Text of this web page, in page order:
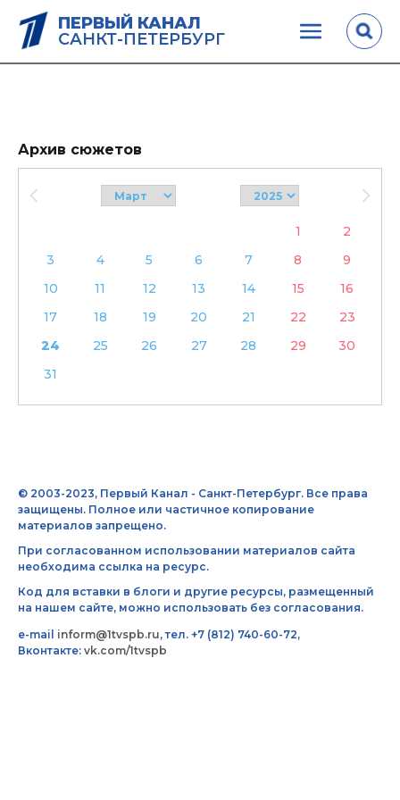
ПЕРВЫЙ КАНАЛ
САНКТ-ПЕТЕРБУРГ
Архив сюжетов
1
2
3
4 5 6 7 8
9
10
11 12 13 14 15
16
17
18 19 20 21 22
23
24
25 26 27 28 29
30
31
© 2003-2023, Первый Канал - Санкт-Петербург. Все права
защищены. Полное или частичное копирование
материалов запрещено.
При согласованном использовании материалов сайта
необходима ссылка на ресурс.
Код для вставки в блоги и другие ресурсы, размещенный
на нашем сайте, можно использовать без согласования.
e-mail inform@1tvspb.ru, тел. +7 (812) 740-60-72,
Вконтакте: vk.com/1tvspb